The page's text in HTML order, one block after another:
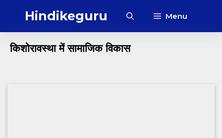
Hindikeguru Menu
किशोरावस्था में सामाजिक विकास